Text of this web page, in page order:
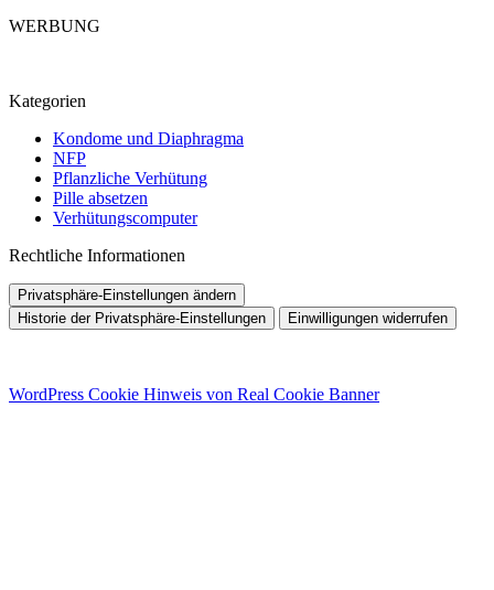
WERBUNG
Kategorien
Kondome und Diaphragma
NFP
Pflanzliche Verhütung
Pille absetzen
Verhütungscomputer
Rechtliche Informationen
Privatsphäre-Einstellungen ändern
Historie der Privatsphäre-Einstellungen
Einwilligungen widerrufen
WordPress Cookie Hinweis von Real Cookie Banner